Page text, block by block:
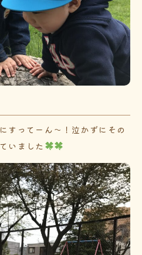
すってーん～！泣かずにその
いました